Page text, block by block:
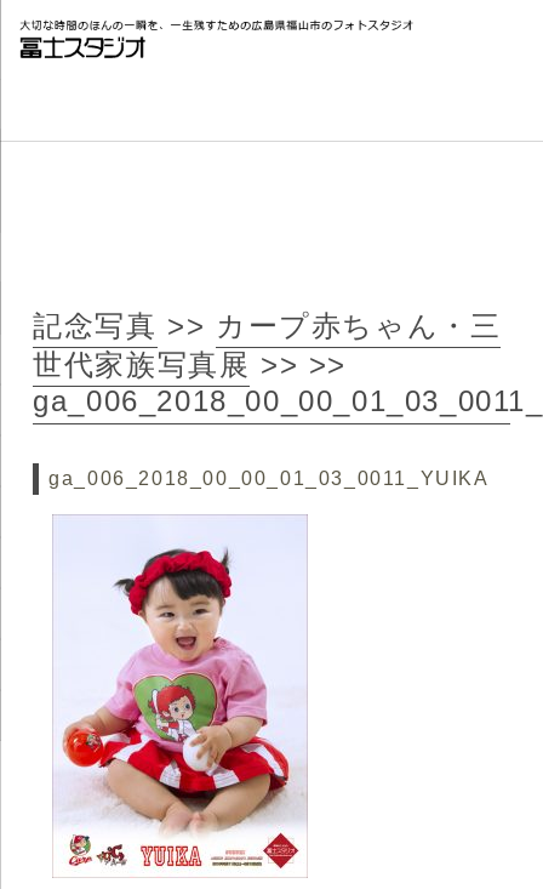
記念写真 >> カープ赤ちゃん・三
世代家族写真展 >> >>
ga_006_2018_00_00_01_03_0011_YUIKA